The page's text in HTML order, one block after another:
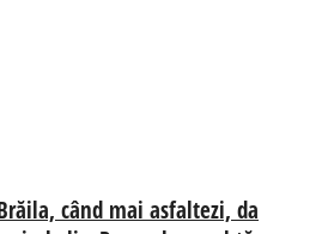
când mai asfaltezi, da